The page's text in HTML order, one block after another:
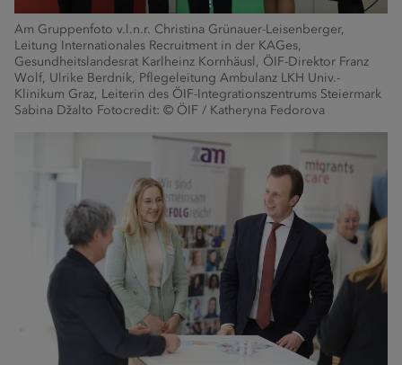
Am Gruppenfoto v.l.n.r. Christina Grünauer-Leisenberger,
Leitung Internationales Recruitment in der KAGes,
Gesundheitslandesrat Karlheinz Kornhäusl, ÖIF-Direktor Franz
Wolf, Ulrike Berdnik, Pflegeleitung Ambulanz LKH Univ.-
Klinikum Graz, Leiterin des ÖIF-Integrationszentrums Steiermark
Sabina Džalto Fotocredit: © ÖIF / Katheryna Fedorova